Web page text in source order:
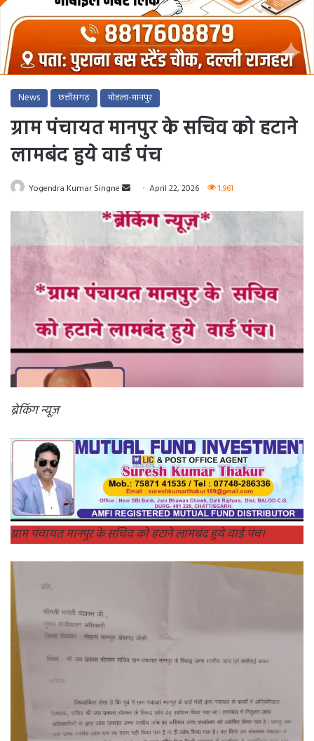
News छत्तीसगढ़ मोहला-मानपुर
ग्राम पंचायत मानपुर के सचिव को हटाने
लामबंद हुये वार्ड पंच
Yogendra Kumar Singne
Send
email
April 22, 2026 1,961
ब्रेकिंग न्यूज़
ग्राम पंचायत मानपुर के सचिव को हटाने लामबंद हुये वार्ड पंच।